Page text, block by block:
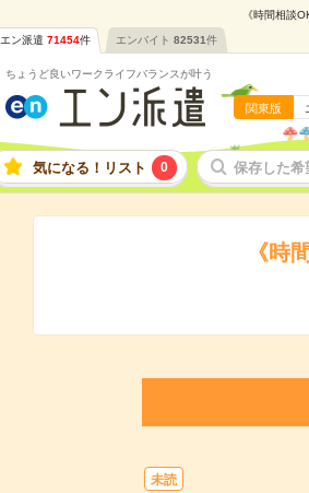
《時間相談
エン派遣 71454件 エンバイト 82531件
ちょうど良いワークライフバランスが叶う
関東版
気になる！リスト 0 保存した希
《時
未読